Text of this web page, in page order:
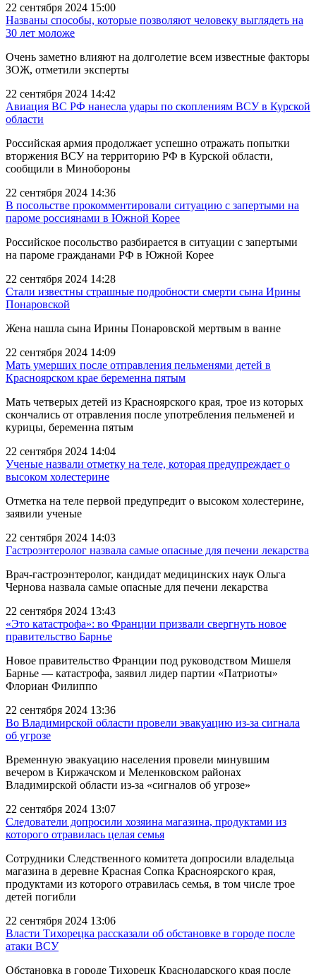
22 сентября 2024 15:00
Названы способы, которые позволяют человеку выглядеть на
30 лет моложе
Очень заметно влияют на долголетие всем известные факторы
ЗОЖ, отметили эксперты
22 сентября 2024 14:42
Авиация ВС РФ нанесла удары по скоплениям ВСУ в Курской
области
Российская армия продолжает успешно отражать попытки
вторжения ВСУ на территорию РФ в Курской области,
сообщили в Минобороны
22 сентября 2024 14:36
В посольстве прокомментировали ситуацию с запертыми на
пароме россиянами в Южной Корее
Российское посольство разбирается в ситуации с запертыми
на пароме гражданами РФ в Южной Корее
22 сентября 2024 14:28
Стали известны страшные подробности смерти сына Ирины
Понаровской
Жена нашла сына Ирины Понаровской мертвым в ванне
22 сентября 2024 14:09
Мать умерших после отправления пельменями детей в
Красноярском крае беременна пятым
Мать четверых детей из Красноярского края, трое из которых
скончались от отравления после употребления пельменей и
курицы, беременна пятым
22 сентября 2024 14:04
Ученые назвали отметку на теле, которая предупреждает о
высоком холестерине
Отметка на теле первой предупредит о высоком холестерине,
заявили ученые
22 сентября 2024 14:03
Гастроэнтеролог назвала самые опасные для печени лекарства
Врач-гастроэнтеролог, кандидат медицинских наук Ольга
Чернова назвала самые опасные для печени лекарства
22 сентября 2024 13:43
«Это катастрофа»: во Франции призвали свергнуть новое
правительство Барнье
Новое правительство Франции под руководством Мишеля
Барнье — катастрофа, заявил лидер партии «Патриоты»
Флориан Филиппо
22 сентября 2024 13:36
Во Владимирской области провели эвакуацию из-за сигнала
об угрозе
Временную эвакуацию населения провели минувшим
вечером в Киржачском и Меленковском районах
Владимирской области из-за «сигналов об угрозе»
22 сентября 2024 13:07
Следователи допросили хозяина магазина, продуктами из
которого отравилась целая семья
Сотрудники Следственного комитета допросили владельца
магазина в деревне Красная Сопка Красноярского края,
продуктами из которого отравилась семья, в том числе трое
детей погибли
22 сентября 2024 13:06
Власти Тихорецка рассказали об обстановке в городе после
атаки ВСУ
Обстановка в городе Тихорецк Краснодарского края после